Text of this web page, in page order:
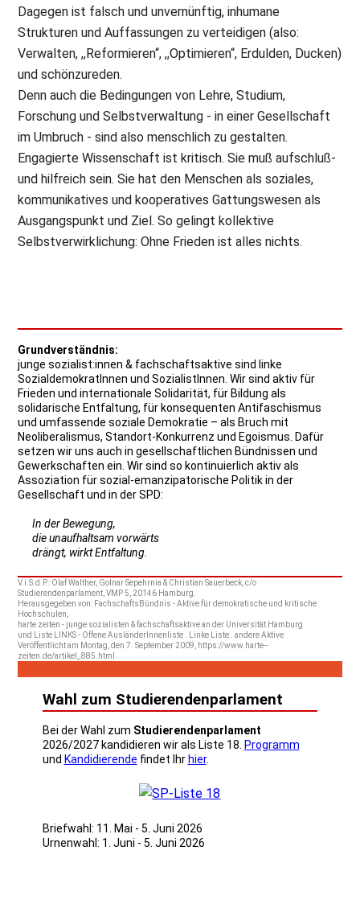
Dagegen ist falsch und unvernünftig, inhumane
Strukturen und Auffassungen zu verteidigen (also:
Verwalten, ,,Reformieren“, ,,Optimieren“, Erdulden, Ducken)
und schönzureden.
Denn auch die Bedingungen von Lehre, Studium,
Forschung und Selbstverwaltung - in einer Gesellschaft
im Umbruch - sind also menschlich zu gestalten.
Engagierte Wissenschaft ist kritisch. Sie muß aufschluß-
und hilfreich sein. Sie hat den Menschen als soziales,
kommunikatives und kooperatives Gattungswesen als
Ausgangspunkt und Ziel. So gelingt kollektive
Selbstverwirklichung: Ohne Frieden ist alles nichts.
Grundverständnis:
junge sozialist:innen & fachschaftsaktive sind linke
SozialdemokratInnen und SozialistInnen. Wir sind aktiv für
Frieden und internationale Solidarität, für Bildung als
solidarische Entfaltung, für konsequenten Antifaschismus
und umfassende soziale Demokratie – als Bruch mit
Neoliberalismus, Standort-Konkurrenz und Egoismus. Dafür
setzen wir uns auch in gesellschaftlichen Bündnissen und
Gewerkschaften ein. Wir sind so kontinuierlich aktiv als
Assoziation für sozial-emanzipatorische Politik in der
Gesellschaft und in der SPD:
In der Bewegung,
die unaufhaltsam vorwärts
drängt, wirkt Entfaltung.
V.i.S.d.P.: Olaf Walther, Golnar Sepehrnia & Christian Sauerbeck, c/o
Studierendenparlament, VMP 5, 20146 Hamburg.
Herausgegeben von: FachschaftsBündnis - Aktive für demokratische und kritische
Hochschulen,
harte zeiten - junge sozialisten & fachschaftsaktive an der Universität Hamburg
und Liste LINKS - Offene AusländerInnenliste . Linke Liste . andere Aktive
Veröffentlicht am Montag, den 7. September 2009, https://www.harte--
zeiten.de/artikel_885.html
Wahl zum Studierendenparlament
Bei der Wahl zum Studierendenparlament
2026/2027 kandidieren wir als Liste 18. Programm
und Kandidierende findet Ihr hier.
Briefwahl: 11. Mai - 5. Juni 2026
Urnenwahl: 1. Juni - 5. Juni 2026